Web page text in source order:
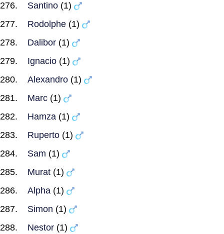
Santino (1)
Rodolphe (1)
Dalibor (1)
Ignacio (1)
Alexandro (1)
Marc (1)
Hamza (1)
Ruperto (1)
Sam (1)
Murat (1)
Alpha (1)
Simon (1)
Nestor (1)